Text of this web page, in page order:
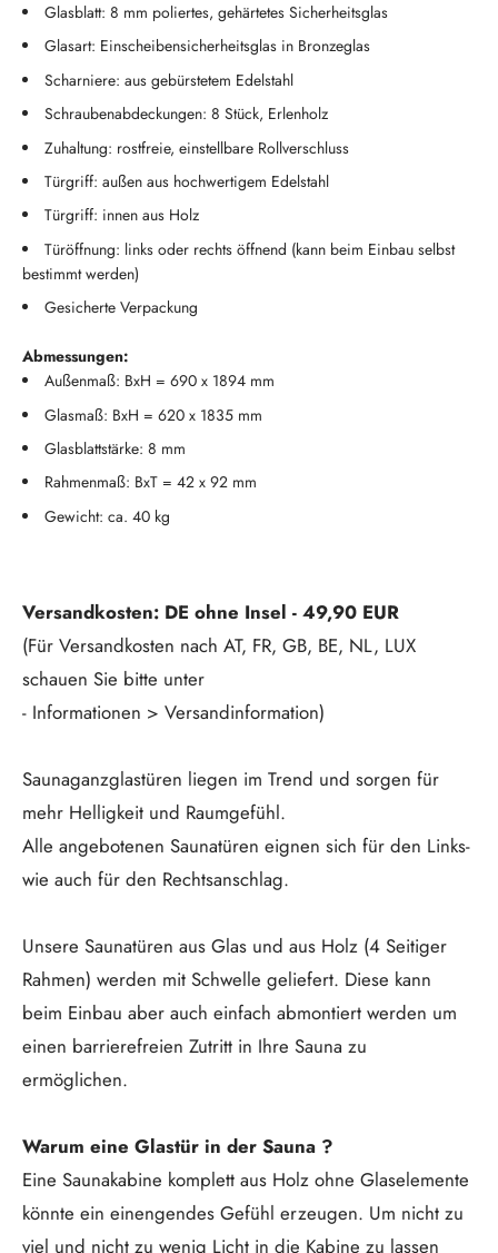
Glasblatt: 8 mm poliertes, gehärtetes Sicherheitsglas
Glasart: Einscheibensicherheitsglas in Bronzeglas
Scharniere: aus gebürstetem Edelstahl
Schraubenabdeckungen: 8 Stück, Erlenholz
Zuhaltung: rostfreie, einstellbare Rollverschluss
Türgriff: außen aus hochwertigem Edelstahl
Türgriff: innen aus Holz
Türöffnung: links oder rechts öffnend (kann beim Einbau selbst
bestimmt werden)
Gesicherte Verpackung
Abmessungen:
Außenmaß: BxH = 690 x 1894 mm
Glasmaß: BxH = 620 x 1835 mm
Glasblattstärke: 8 mm
Rahmenmaß: BxT = 42 x 92 mm
Gewicht: ca. 40 kg
Versandkosten: DE ohne Insel - 49,90 EUR
(Für Versandkosten nach AT, FR, GB, BE, NL, LUX
schauen Sie bitte unter
- Informationen > Versandinformation)
Saunaganzglastüren liegen im Trend und sorgen für
mehr Helligkeit und Raumgefühl.
Alle angebotenen Saunatüren eignen sich für den Links-
wie auch für den Rechtsanschlag.
Unsere Saunatüren aus Glas und aus Holz (4 Seitiger
Rahmen) werden mit Schwelle geliefert. Diese kann
beim Einbau aber auch einfach abmontiert werden um
einen barrierefreien Zutritt in Ihre Sauna zu
ermöglichen.
Warum eine Glastür in der Sauna ?
Eine Saunakabine komplett aus Holz ohne Glaselemente
könnte ein einengendes Gefühl erzeugen. Um nicht zu
viel und nicht zu wenig Licht in die Kabine zu lassen